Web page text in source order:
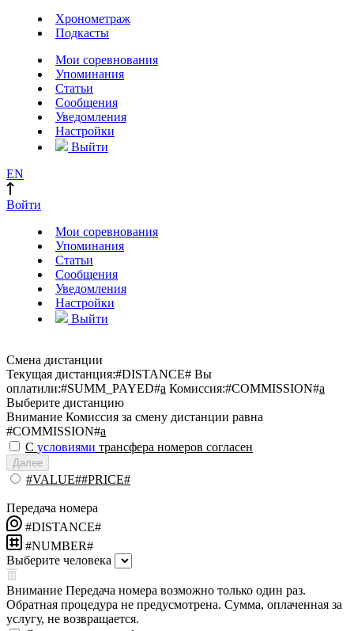
Хронометраж
Подкасты
Мои соревнования
Упоминания
Статьи
Сообщения
Уведомления
Настройки
Выйти
EN
Войти
Мои соревнования
Упоминания
Статьи
Сообщения
Уведомления
Настройки
Выйти
Смена дистанции
Текущая дистанция:#DISTANCE# Вы
оплатили:#SUMM_PAYED#a Комиссия:#COMMISSION#a
Выберите дистанцию
Внимание Комиссия за смену дистанции равна
#COMMISSION#a
С условиями трансфера номеров согласен
Далее
#VALUE##PRICE#
Передача номера
#DISTANCE#
#NUMBER#
Выберите человека
Внимание Передача номера возможно только один раз.
Обратная процедура не предусмотрена. Сумма, оплаченная за
услугу, не возвращается.